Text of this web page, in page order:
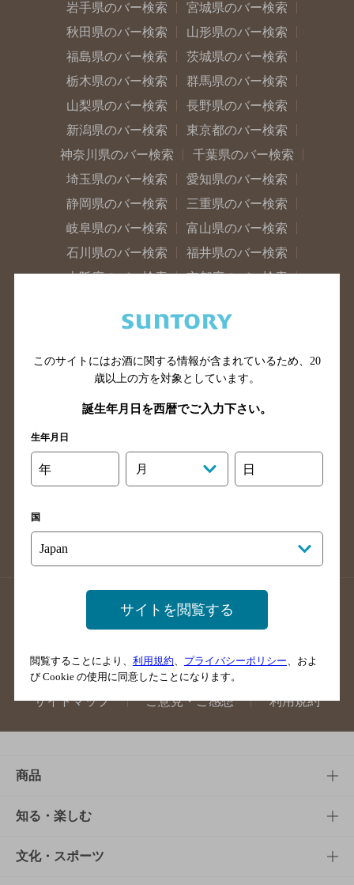
岩手県のバー検索
宮城県のバー検索
秋田県のバー検索
山形県のバー検索
福島県のバー検索
茨城県のバー検索
栃木県のバー検索
群馬県のバー検索
山梨県のバー検索
長野県のバー検索
新潟県のバー検索
東京都のバー検索
神奈川県のバー検索
千葉県のバー検索
埼玉県のバー検索
愛知県のバー検索
静岡県のバー検索
三重県のバー検索
岐阜県のバー検索
富山県のバー検索
石川県のバー検索
福井県のバー検索
大阪府のバー検索
京都府のバー検索
滋賀県のバー検索
和歌山県のバー検索
山口県のバー検索
鳥取県のバー検索
島根県のバー検索
徳島県のバー検索
高知県のバー検索
福岡県のバー検索
長崎県のバー検索
佐賀県のバー検索
店舗登録方法のご案内
店舗情報更新方法のご案内
掲載店舗様ログイン
サイトマップ ご意見・ご感想 利用規約
商品
商品TOP
商品一覧
知る・楽しむ
知る・楽しむTOP
文化・スポーツ
このサイトにはお酒に関する情報が含まれているため、 20
歳以上の方を対象としています。
誕生年月日を西暦でご入力下さい。
生年月日
年 月 日
国
サイトを閲覧する
閲覧することにより、 利用規約 プライバシーポリシー 、およ
び Cookie の使用に同意したことになります。